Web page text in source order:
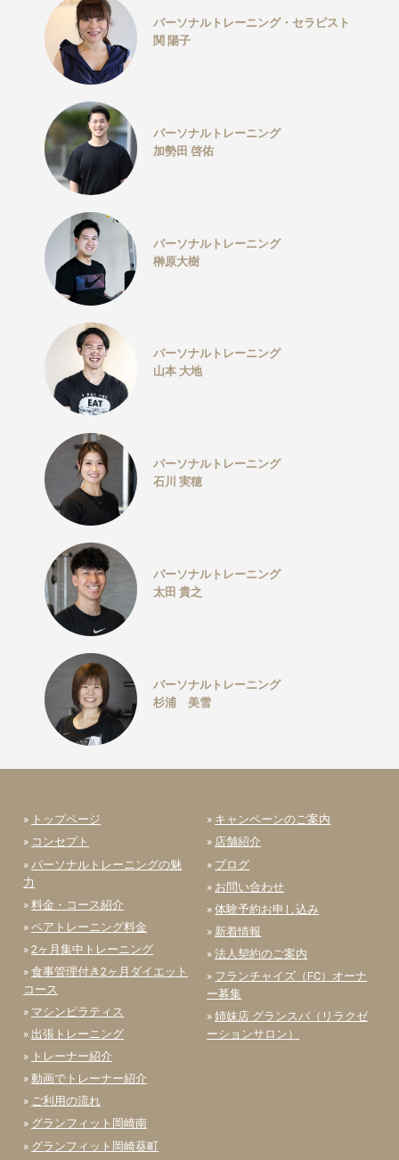
パーソナルトレーニング・セラピスト
関 陽子
パーソナルトレーニング
加勢田 啓佑
パーソナルトレーニング
榊原大樹
パーソナルトレーニング
山本 大地
パーソナルトレーニング
石川 実穂
パーソナルトレーニング
太田 貴之
パーソナルトレーニング
杉浦 美雪
» トップページ
» コンセプト
» パーソナルトレーニングの魅
力
»料金・コース紹介
»ペアトレーニング料金
»2ヶ月集中トレーニング
»食事管理付き2ヶ月ダイエット
コース
» マシンピラティス
» 出張トレーニング
» トレーナー紹介
»動画でトレーナー紹介
» ご利用の流れ
» グランフィット岡崎南
» グランフィット岡崎葵町
» キャンペーンのご案内
» 店舗紹介
» ブログ
» お問い合わせ
»体験予約お申し込み
» 新着情報
»法人契約のご案内
» フランチャイズ（FC）オーナ
ー募集
»姉妹店 グランスパ（リラクゼ
ーションサロン）